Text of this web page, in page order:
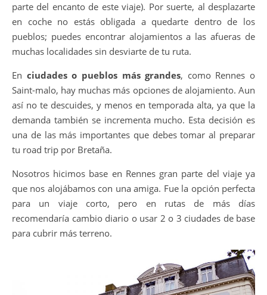
parte del encanto de este viaje). Por suerte, al desplazarte
en coche no estás obligada a quedarte dentro de los
pueblos; puedes encontrar alojamientos a las afueras de
muchas localidades sin desviarte de tu ruta.
En ciudades o pueblos más grandes, como Rennes o
Saint-malo, hay muchas más opciones de alojamiento. Aun
así no te descuides, y menos en temporada alta, ya que la
demanda también se incrementa mucho. Esta decisión es
una de las más importantes que debes tomar al preparar
tu road trip por Bretaña.
Nosotros hicimos base en Rennes gran parte del viaje ya
que nos alojábamos con una amiga. Fue la opción perfecta
para un viaje corto, pero en rutas de más días
recomendaría cambio diario o usar 2 o 3 ciudades de base
para cubrir más terreno.